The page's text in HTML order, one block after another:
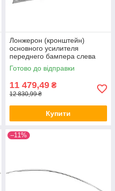
Лонжерон (кронштейн)
основного усилителя
переднего бампера слева
Tesla Model Y (1487461-00-C)
ALL Качество + 1063
Готово до відправки
11 479,49 ₴
12 830,99 ₴
Купити
–11%